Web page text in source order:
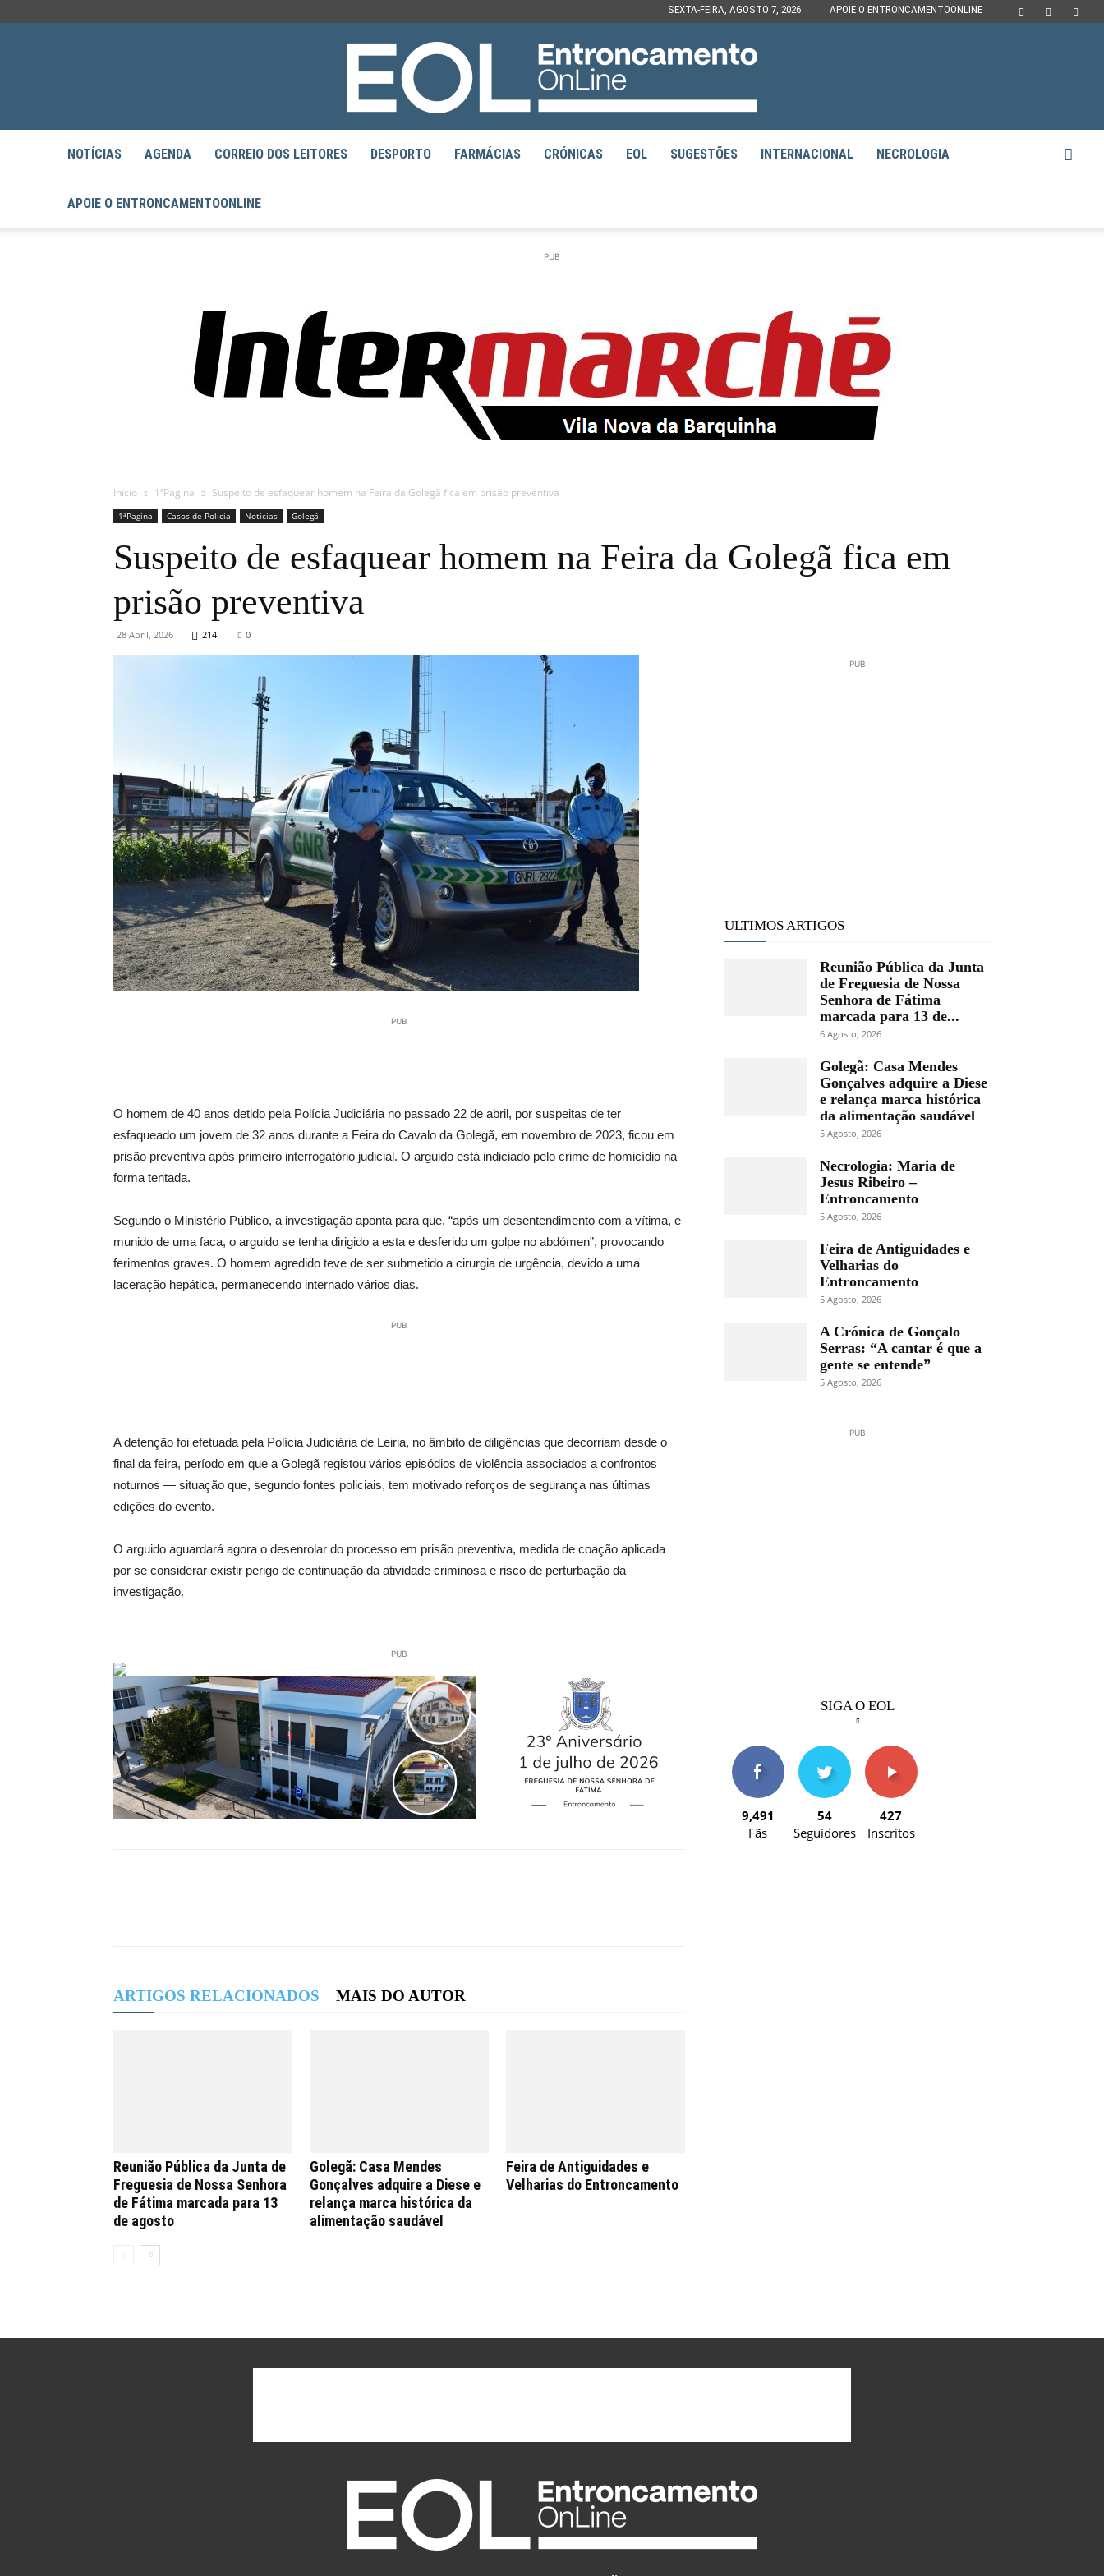
SEXTA-FEIRA, AGOSTO 7, 2026 APOIE O ENTRONCAMENTOONLINE
EntroncamentoOnline
NOTÍCIAS AGENDA CORREIO DOS LEITORES DESPORTO FARMÁCIAS CRÓNICAS EOL SUGESTÕES INTERNACIONAL NECROLOGIA
APOIE O ENTRONCAMENTOONLINE
PUB
Início 1ªPagina Suspeito de esfaquear homem na Feira da Golegã fica em prisão preventiva
1ªPagina Casos de Polícia Notícias Golegã
Suspeito de esfaquear homem na Feira da Golegã fica em
prisão preventiva
28 Abril, 2026 214 0
PUB
O homem de 40 anos detido pela Polícia Judiciária no passado 22 de abril, por suspeitas de ter
esfaqueado um jovem de 32 anos durante a Feira do Cavalo da Golegã, em novembro de 2023, ficou em
prisão preventiva após primeiro interrogatório judicial. O arguido está indiciado pelo crime de homicídio na
forma tentada.
Segundo o Ministério Público, a investigação aponta para que, “após um desentendimento com a vítima, e
munido de uma faca, o arguido se tenha dirigido a esta e desferido um golpe no abdómen”, provocando
ferimentos graves. O homem agredido teve de ser submetido a cirurgia de urgência, devido a uma
laceração hepática, permanecendo internado vários dias.
PUB
A detenção foi efetuada pela Polícia Judiciária de Leiria, no âmbito de diligências que decorriam desde o
final da feira, período em que a Golegã registou vários episódios de violência associados a confrontos
noturnos — situação que, segundo fontes policiais, tem motivado reforços de segurança nas últimas
edições do evento.
O arguido aguardará agora o desenrolar do processo em prisão preventiva, medida de coação aplicada
por se considerar existir perigo de continuação da atividade criminosa e risco de perturbação da
investigação.
PUB
ARTIGOS RELACIONADOS MAIS DO AUTOR
Reunião Pública da Junta de
Freguesia de Nossa Senhora
de Fátima marcada para 13
de agosto
Golegã: Casa Mendes
Gonçalves adquire a Diese e
relança marca histórica da
alimentação saudável
Feira de Antiguidades e
Velharias do Entroncamento
PUB
ULTIMOS ARTIGOS
Reunião Pública da Junta
de Freguesia de Nossa
Senhora de Fátima
marcada para 13 de...
6 Agosto, 2026
Golegã: Casa Mendes
Gonçalves adquire a Diese
e relança marca histórica
da alimentação saudável
5 Agosto, 2026
Necrologia: Maria de
Jesus Ribeiro –
Entroncamento
5 Agosto, 2026
Feira de Antiguidades e
Velharias do
Entroncamento
5 Agosto, 2026
A Crónica de Gonçalo
Serras: “A cantar é que a
gente se entende”
5 Agosto, 2026
PUB
SIGA O EOL
9,491
Fãs
54
Seguidores
427
Inscritos